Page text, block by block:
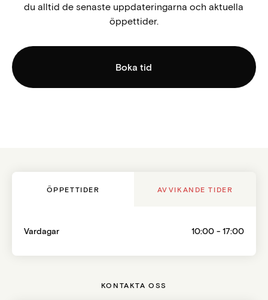
du alltid de senaste uppdateringarna och aktuella
öppettider.
Boka tid
ÖPPETTIDER AVVIKANDE TIDER
Vardagar 10:00 - 17:00
KONTAKTA OSS